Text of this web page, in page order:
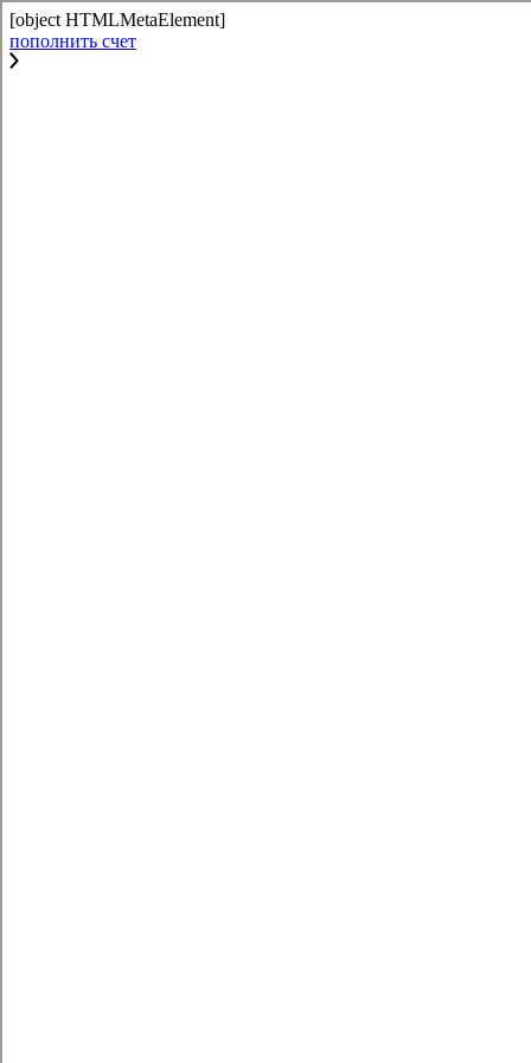
[object HTMLMetaElement]
пополнить счет